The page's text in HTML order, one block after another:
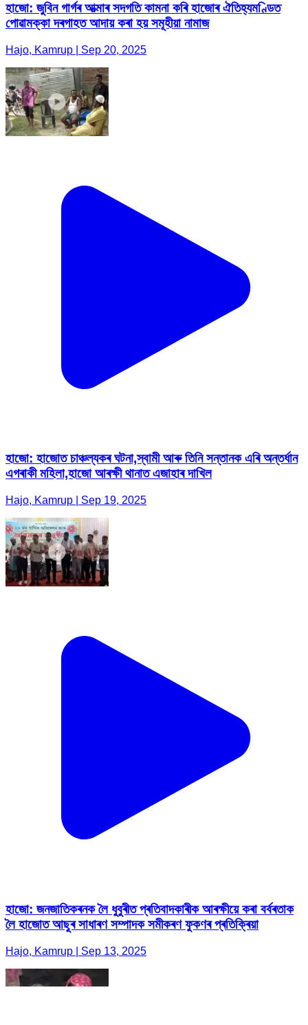
হাজো: জুবিন গাৰ্গৰ আত্মাৰ সদগতি কামনা কৰি হাজোৰ ঐতিহ্যমণ্ডিত
পোৱামক্কা দৰগাহত আদায় কৰা হয় সমূহীয়া নামাজ
Hajo, Kamrup | Sep 20, 2025
হাজো: হাজোত চাঞ্চল্যকৰ ঘটনা,স্বামী আৰু তিনি সন্তানক এৰি অন্তৰ্ধান
এগৰাকী মহিলা,হাজো আৰক্ষী থানাত এজাহাৰ দাখিল
Hajo, Kamrup | Sep 19, 2025
হাজো: জনজাতিকৰনক লৈ ধুবুৰীত প্ৰতিবাদকাৰীক আৰক্ষীয়ে কৰা বৰ্বৰতাক
লৈ হাজোত আছুৰ সাধাৰণ সম্পাদক সমীকৰণ ফুকণৰ প্ৰতিক্ৰিয়া
Hajo, Kamrup | Sep 13, 2025